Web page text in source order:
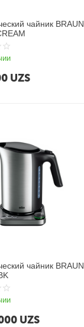
чайник BRAUN
UZS
чайник BRAUN
UZS